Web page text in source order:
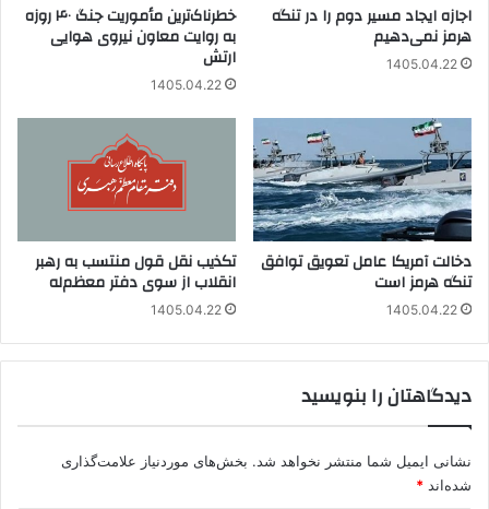
اجازه ایجاد مسیر دوم را در تنگه
هرمز نمی‌دهیم
1405.04.22
خطرناک‌ترین مأموریت جنگ ۴۰ روزه
به روایت معاون نیروی هوایی
ارتش
1405.04.22
دخالت آمریکا عامل تعویق توافق
تنگه هرمز است
1405.04.22
تکذیب نقل قول منتسب به رهبر
انقلاب از سوی دفتر معظم‌له
1405.04.22
دیدگاهتان را بنویسید
نشانی ایمیل شما منتشر نخواهد شد. بخش‌های موردنیاز علامت‌گذاری
شده‌اند *